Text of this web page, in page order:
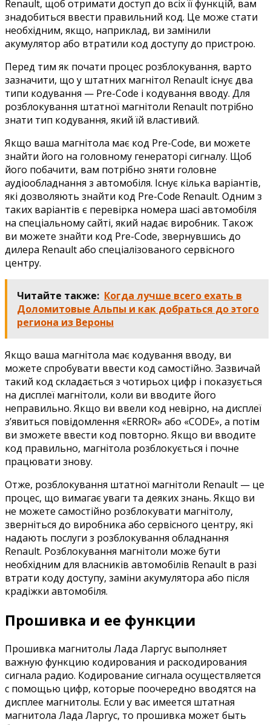
Renault, щоб отримати доступ до всіх її функцій, вам
знадобиться ввести правильний код. Це може стати
необхідним, якщо, наприклад, ви замінили
акумулятор або втратили код доступу до пристрою.
Перед тим як почати процес розблокування, варто
зазначити, що у штатних магнітол Renault існує два
типи кодування — Pre-Code і кодування вводу. Для
розблокування штатної магнітоли Renault потрібно
знати тип кодування, який їй властивий.
Якщо ваша магнітола має код Pre-Code, ви можете
знайти його на головному генераторі сигналу. Щоб
його побачити, вам потрібно зняти головне
аудіообладнання з автомобіля. Існує кілька варіантів,
які дозволяють знайти код Pre-Code Renault. Одним з
таких варіантів є перевірка номера шасі автомобіля
на спеціальному сайті, який надає виробник. Також
ви можете знайти код Pre-Code, звернувшись до
дилера Renault або спеціалізованого сервісного
центру.
Читайте также: Когда лучше всего ехать в
Доломитовые Альпы и как добраться до этого
региона из Вероны
Якщо ваша магнітола має кодування вводу, ви
можете спробувати ввести код самостійно. Зазвичай
такий код складається з чотирьох цифр і показується
на дисплеї магнітоли, коли ви вводите його
неправильно. Якщо ви ввели код невірно, на дисплеї
з’явиться повідомлення «ERROR» або «CODE», а потім
ви зможете ввести код повторно. Якщо ви вводите
код правильно, магнітола розблокується і почне
працювати знову.
Отже, розблокування штатної магнітоли Renault — це
процес, що вимагає уваги та деяких знань. Якщо ви
не можете самостійно розблокувати магнітолу,
зверніться до виробника або сервісного центру, які
надають послуги з розблокування обладнання
Renault. Розблокування магнітоли може бути
необхідним для власників автомобілів Renault в разі
втрати коду доступу, заміни акумулятора або після
крадіжки автомобіля.
Прошивка и ее функции
Прошивка магнитолы Лада Ларгус выполняет
важную функцию кодирования и раскодирования
сигнала радио. Кодирование сигнала осуществляется
с помощью цифр, которые поочередно вводятся на
дисплее магнитолы. Если у вас имеется штатная
магнитола Лада Ларгус, то прошивка может быть